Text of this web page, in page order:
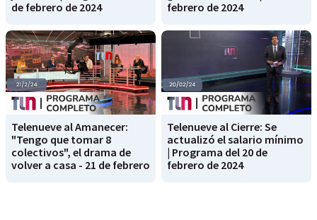
de febrero de 2024
febrero de 2024
Telenueve al Amanecer:
"Tengo que tomar 8
colectivos", el drama de
volver a casa - 21 de febrero
Telenueve al Cierre: Se
actualizó el salario mínimo
| Programa del 20 de
febrero de 2024